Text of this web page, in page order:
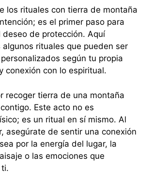
los rituales con tierra de montaña
es el primer paso para
deseo de protección. Aquí
rituales que pueden ser
según tu propia
conexión con lo espiritual.
recoger tierra de una montaña
Este acto no es
es un ritual en sí mismo. Al
asegúrate de sentir una conexión
por la energía del lugar, la
o las emociones que